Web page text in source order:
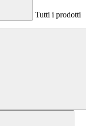
Tutti i prodotti